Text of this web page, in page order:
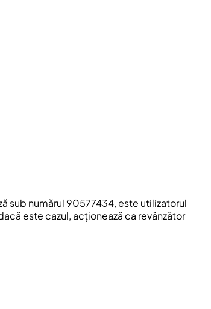
sub numărul 90577434, este utilizatorul
este cazul, acționează ca revânzător